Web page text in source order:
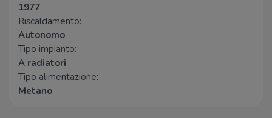
1977
Riscaldamento:
Autonomo
Tipo impianto:
A radiatori
Tipo alimentazione:
Metano